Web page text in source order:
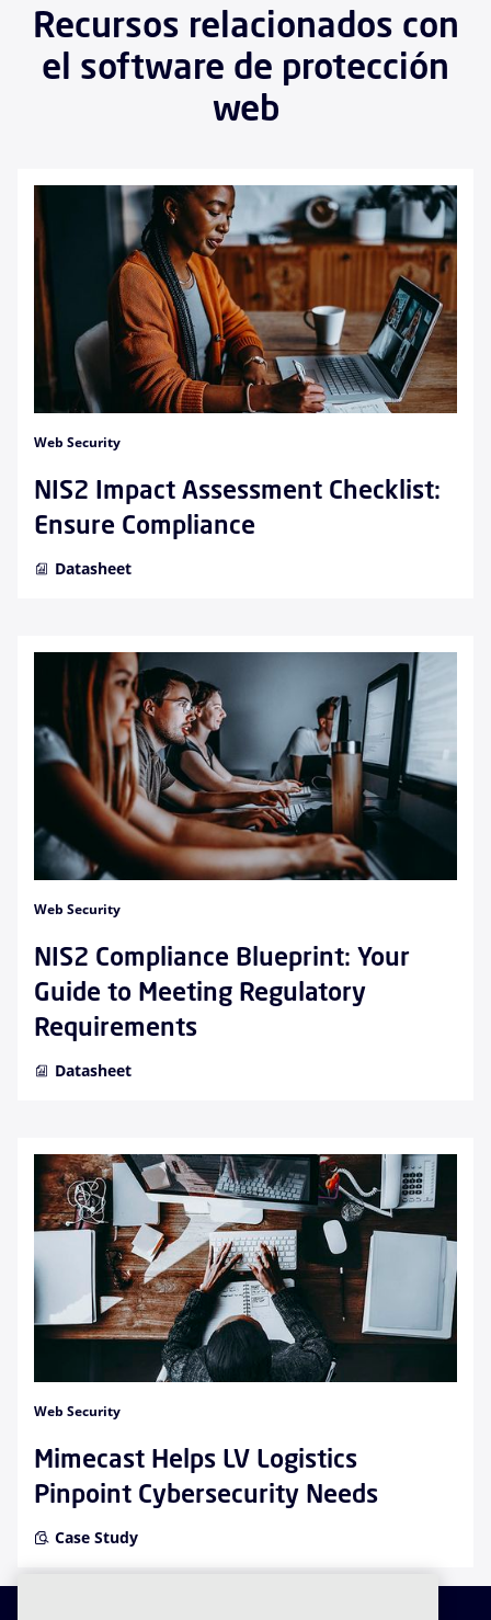
Recursos relacionados con
el software de protección
web
Web Security
NIS2 Impact Assessment Checklist:
Ensure Compliance
Datasheet
Web Security
NIS2 Compliance Blueprint: Your
Guide to Meeting Regulatory
Requirements
Datasheet
Web Security
Mimecast Helps LV Logistics
Pinpoint Cybersecurity Needs
Case Study